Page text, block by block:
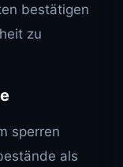
bestätigen
zu
sperren
als